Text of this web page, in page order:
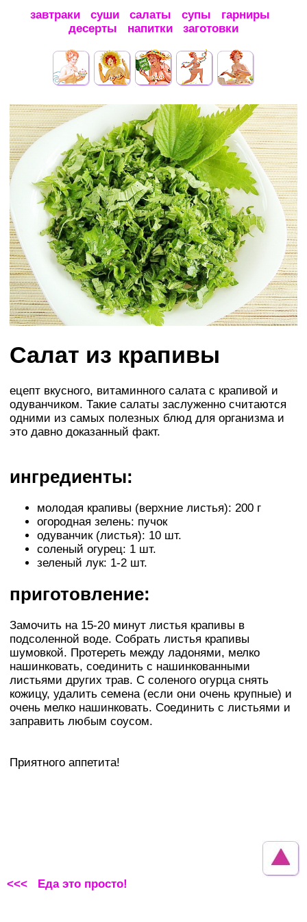
завтраки суши салаты супы
гарниры
десерты
напитки заготовки
Салат из крапивы
ецепт вкусного, витаминного салата с крапивой и
одуванчиком. Такие салаты заслуженно считаются
одними из самых полезных блюд для организма и
это давно доказанный факт.
ингредиенты:
молодая крапивы (верхние листья): 200 г
огородная зелень: пучок
одуванчик (листья): 10 шт.
соленый огурец: 1 шт.
зеленый лук: 1-2 шт.
приготовление:
Замочить на 15-20 минут листья крапивы в
подсоленной воде. Собрать листья крапивы
шумовкой. Протереть между ладонями, мелко
нашинковать, соединить с нашинкованными
листьями других трав. С соленого огурца снять
кожицу, удалить семена (если они очень крупные) и
очень мелко нашинковать. Соединить с листьями и
заправить любым соусом.
Приятного аппетита!
<<< Еда это просто!